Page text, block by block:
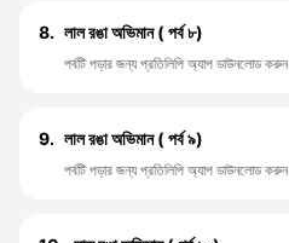
8. লাল রঙা অভিমান ( পর্ব ৮)
পর্বটি পড়ার জন্য প্রতিলিপি অ্যাপ ডাউনলোড করুন
9. লাল রঙা অভিমান ( পর্ব ৯)
পর্বটি পড়ার জন্য প্রতিলিপি অ্যাপ ডাউনলোড করুন